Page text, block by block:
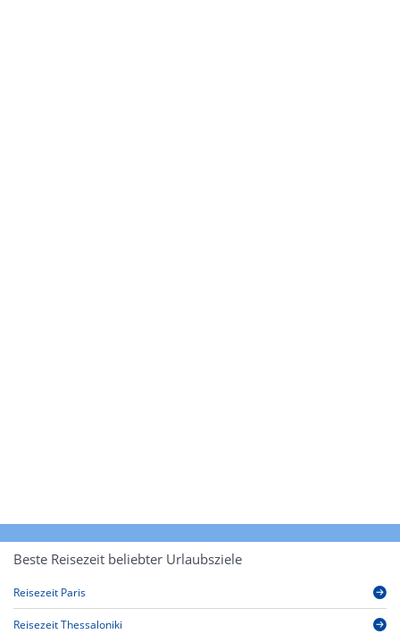
Beste Reisezeit beliebter Urlaubsziele
Reisezeit Paris
Reisezeit Thessaloniki